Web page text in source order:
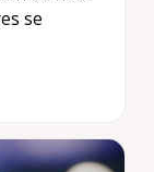
se